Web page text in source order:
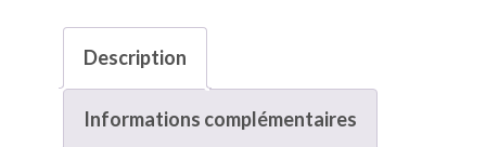
Briller
Description
Informations complémentaires